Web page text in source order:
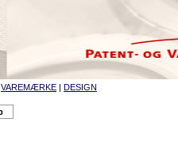
VAREMÆRKE | DESIGN